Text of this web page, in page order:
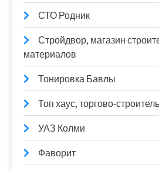
СТО Родник
Стройдвор, магазин
материалов
Тонировка Бавлы
Топ хаус, торгово-
УАЗ Колми
Фаворит